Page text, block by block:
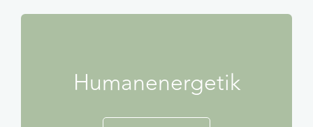
Humanenergetik